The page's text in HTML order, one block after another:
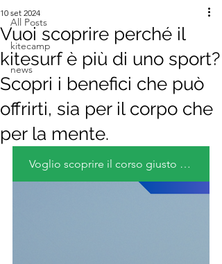
All Posts
kitecamp
news
Vuoi scoprire perché il
kitesurf è più di uno sport?
Scopri i benefici che può
offrirti, sia per il corpo che
per la mente.
10 set 2024
Voglio scoprire il corso giusto per me